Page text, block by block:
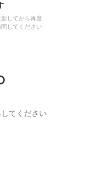
してから再度
してください
てください